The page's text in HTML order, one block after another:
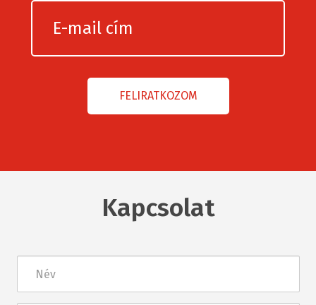
Kapcsolat